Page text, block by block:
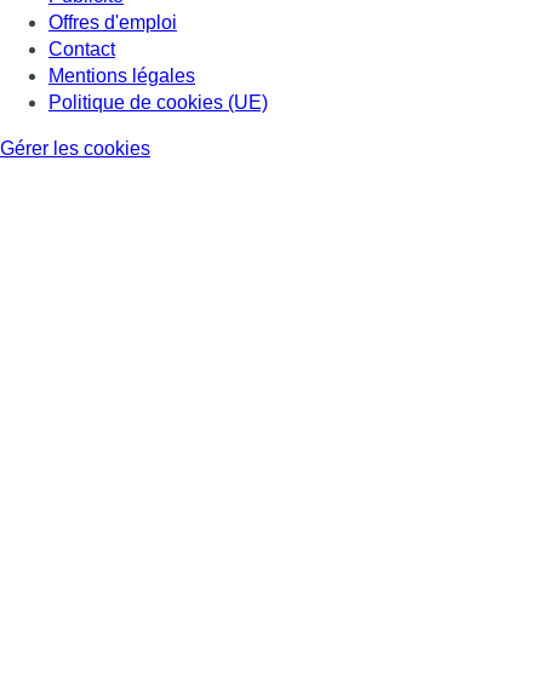
Offres d'emploi
Contact
Mentions légales
Politique de cookies (UE)
Gérer les cookies